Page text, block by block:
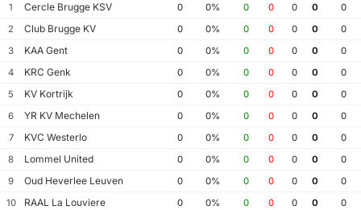
1 Cercle Brugge KSV 0 0% 0 0 0 0
0
2
Club Brugge KV 0 0% 0 0 0 0
0
3
KAA Gent 0 0% 0 0 0 0
0
4
KRC Genk 0 0% 0 0 0 0
0
5
KV Kortrijk 0 0% 0 0 0 0
0
6
YR KV Mechelen 0 0% 0 0 0 0
0
7
KVC Westerlo 0 0% 0 0 0 0
0
8
Lommel United 0 0% 0 0 0 0
0
9
Oud Heverlee Leuven 0 0% 0 0 0 0
0
10
RAAL La Louviere 0 0% 0 0 0 0
0